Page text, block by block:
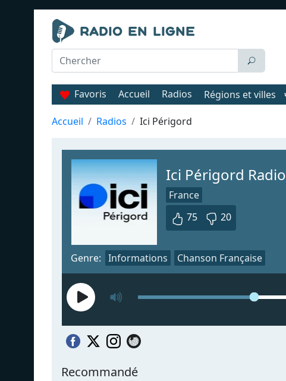
Favoris Accueil Radios Régions et villes
Accueil Radios Ici Périgord
Ici Périgord Radio
France
75
20
Genre: Informations Chanson Française
Recommandé